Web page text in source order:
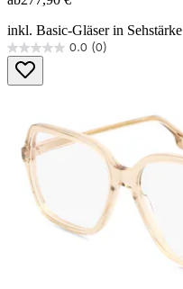
inkl. Basic-Gläser in Sehstärke
0.0 (0)
0.0
von
5